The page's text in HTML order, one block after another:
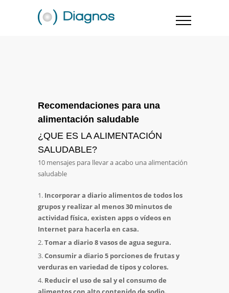
Recomendaciones para una
alimentación saludable
¿QUE ES LA ALIMENTACIÓN
SALUDABLE?
10 mensajes para llevar a acabo una alimentación
saludable
Incorporar a diario alimentos de todos los
grupos y realizar al menos 30 minutos de
actividad física, existen apps o vídeos en
Internet para hacerla en casa.
Tomar a diario 8 vasos de agua segura.
Consumir a diario 5 porciones de frutas y
verduras en variedad de tipos y colores.
Reducir el uso de sal y el consumo de